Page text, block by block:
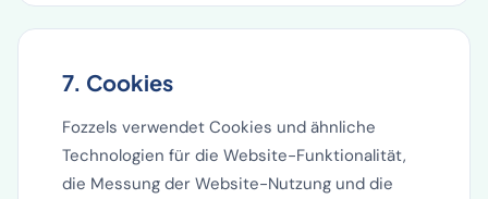
7. Cookies
Fozzels verwendet Cookies und ähnliche
Technologien für die Website-Funktionalität,
die Messung der Website-Nutzung und die